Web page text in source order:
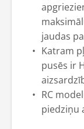
jaudas
Katram
pusēs ir
RC
piedziņu